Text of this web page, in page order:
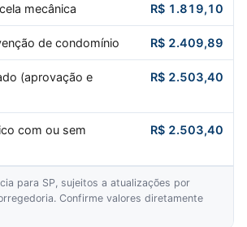
mecânica R$ 1.819,10
de condomínio R$ 2.409,89
(aprovação e
R$ 2.503,40
com ou sem
R$ 2.503,40
para SP, sujeitos a atualizações por
Confirme valores diretamente